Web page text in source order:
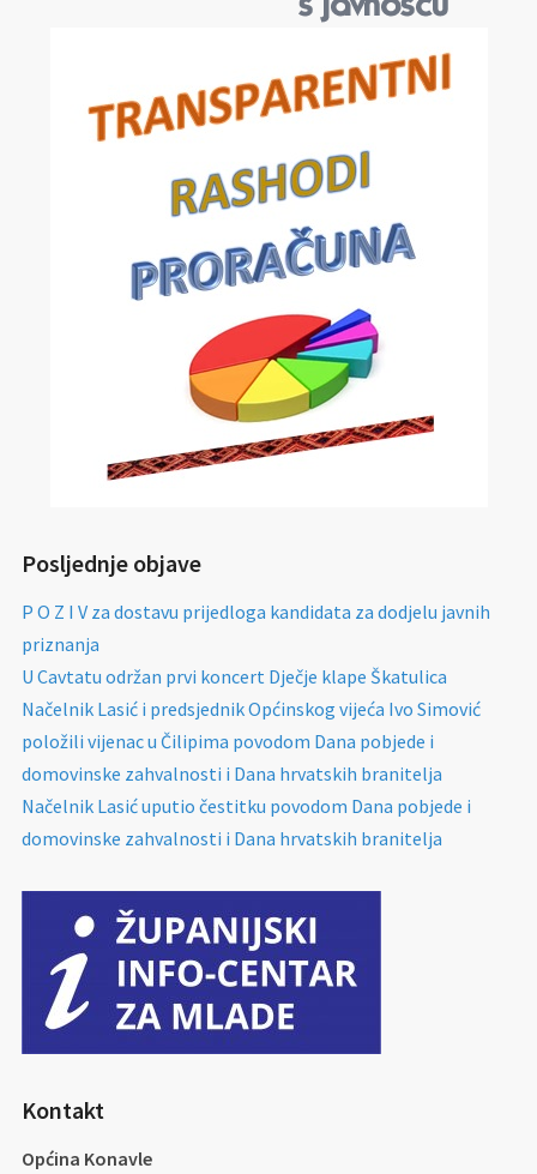
Posljednje objave
P O Z I V za dostavu prijedloga kandidata za dodjelu javnih
priznanja
U Cavtatu održan prvi koncert Dječje klape Škatulica
Načelnik Lasić i predsjednik Općinskog vijeća Ivo Simović
položili vijenac u Čilipima povodom Dana pobjede i
domovinske zahvalnosti i Dana hrvatskih branitelja
Načelnik Lasić uputio čestitku povodom Dana pobjede i
domovinske zahvalnosti i Dana hrvatskih branitelja
Kontakt
Općina Konavle